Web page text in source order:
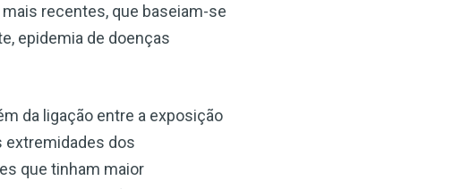
recentes, que baseiam-se
epidemia de doenças
da ligação entre a exposição
extremidades dos
que tinham maior